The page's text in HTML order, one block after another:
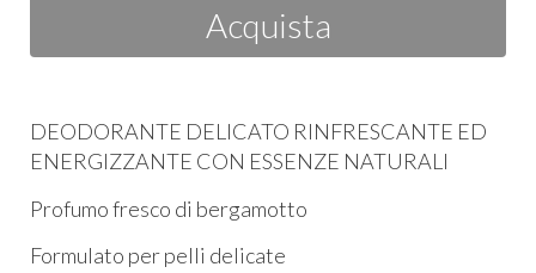
Acquista
DEODORANTE DELICATO RINFRESCANTE ED
ENERGIZZANTE CON ESSENZE NATURALI
Profumo fresco di bergamotto
Formulato per pelli delicate